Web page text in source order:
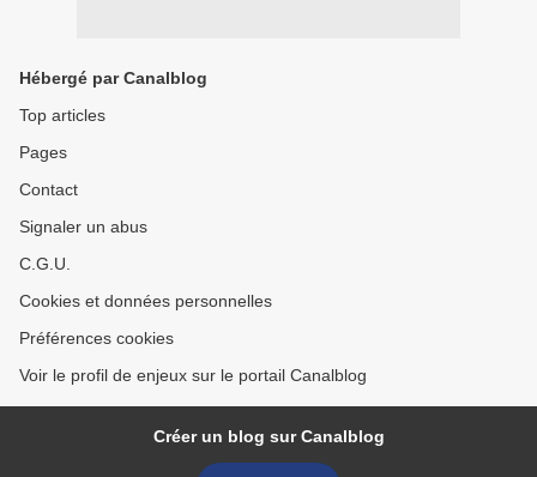
Hébergé par Canalblog
Top articles
Pages
Contact
Signaler un abus
C.G.U.
Cookies et données personnelles
Préférences cookies
Voir le profil de enjeux sur le portail Canalblog
Créer un blog sur Canalblog